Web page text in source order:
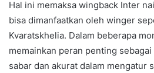
Hal ini memaksa wingback Inter
bisa dimanfaatkan oleh winger
Kvaratskhelia. Dalam beberapa
memainkan peran penting
sabar dan akurat dalam mengatur